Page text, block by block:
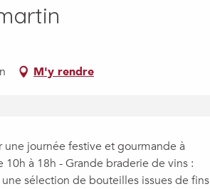
M'y rendre
journée festive et gourmande à
10h à 18h - Grande braderie de vins :
sélection de bouteilles issues de fins